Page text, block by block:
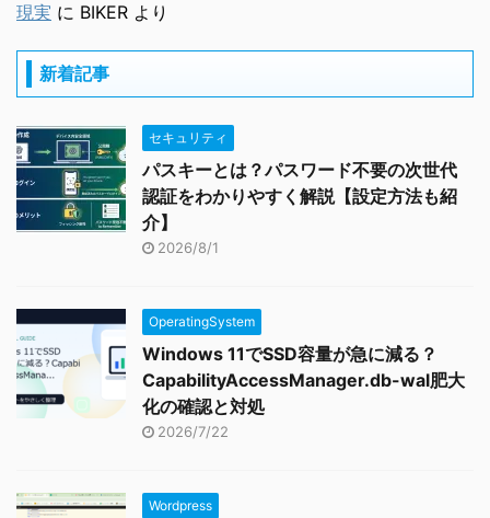
現実 に BIKER より
新着記事
セキュリティ
パスキーとは？パスワード不要の次世代
認証をわかりやすく解説【設定方法も紹
介】
2026/8/1
OperatingSystem
Windows 11でSSD容量が急に減る？
CapabilityAccessManager.db-wal肥大
化の確認と対処
2026/7/22
Wordpress